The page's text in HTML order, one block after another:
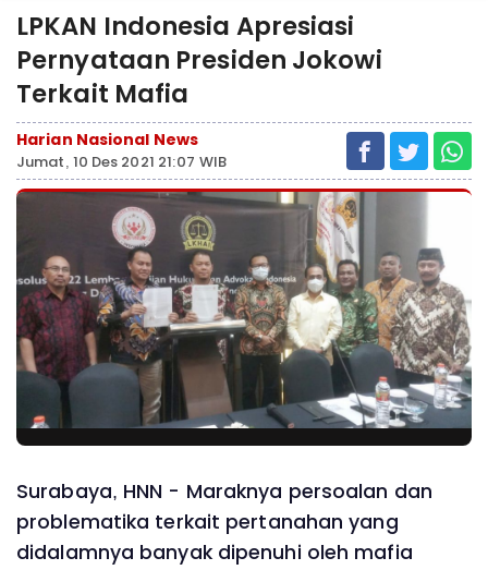
LPKAN Indonesia Apresiasi
Pernyataan Presiden Jokowi
Terkait Mafia
Harian Nasional News
Jumat, 10 Des 2021 21:07 WIB
Surabaya, HNN - Maraknya persoalan dan
problematika terkait pertanahan yang
didalamnya banyak dipenuhi oleh mafia